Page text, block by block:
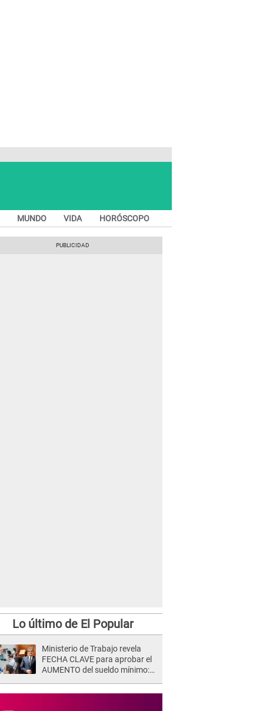
MUNDO VIDA HORÓSCOPO
Lo último de El Popular
Ministerio de Trabajo revela
FECHA CLAVE para aprobar el
AUMENTO del sueldo mínimo: